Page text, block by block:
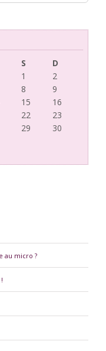
S
D
1
2
8
9
15
16
22
23
29
30
au micro ?